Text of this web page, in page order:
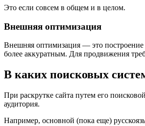
Это если совсем в общем и в целом.
Внешняя оптимизация
Внешняя оптимизация — это построение
более аккуратным. Для продвижения
В каких поисковых
При раскрутке сайта путем его
аудитория.
Например, основной (пока еще)